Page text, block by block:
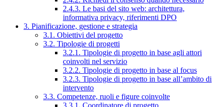
2.4.3. Le basi del sito web: architettura,
informativa privacy, riferimenti DPO
3. Pianificazione, gestione e strategia
3.1. Obiettivi del progetto
3.2. Tipologie di progetti
3.2.1. Tipologie di progetto in base agli attori
coinvolti nel servizio
3.2.2. Tipologie di progetto in base al focus
3.2.3. Tipologie di progetto in base all’ambito di
intervento
3.3. Competenze, ruoli e figure coinvolte
3.3.1. Coordinatore di progetto